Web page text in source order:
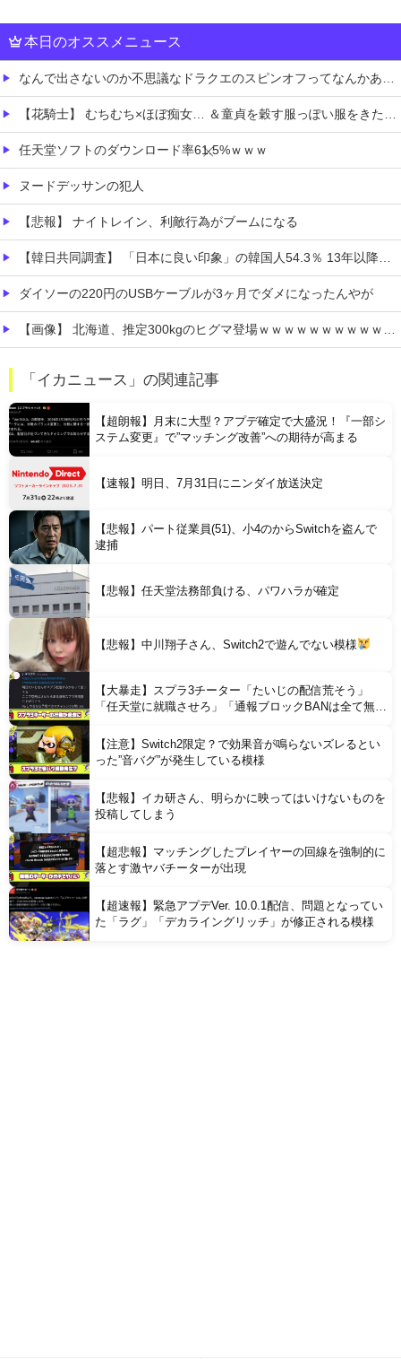
本日のオススメニュース
なんで出さないのか不思議なドラクエのスピンオフってなんかある？
【花騎士】 むちむち×ほぼ痴女… ＆童貞を穀す服っぽい服をきたホウオウボクへの反応！！！
任天堂ソフトのダウンロード率61.5%ｗｗｗ
ヌードデッサンの犯人
【悲報】 ナイトレイン、利敵行為がブームになる
【韓日共同調査】 「日本に良い印象」の韓国人54.3％ 13年以降で最高に 日本人の韓国好感度は35.3％
ダイソーの220円のUSBケーブルが3ヶ月でダメになったんやが
【画像】 北海道、推定300kgのヒグマ登場ｗｗｗｗｗｗｗｗｗｗｗｗｗｗｗｗｗｗｗｗ
リュウジ氏「ダルい料理トップ10に入る」夏の定番料理は冷やし中華 「あり得ないほどダルい」
Powered by livedoor 相互RSS
「イカニュース」の関連記事
【超朗報】月末に大型？アプデ確定で大盛況！『一部シ
ステム変更』で”マッチング改善”への期待が高まる
【速報】明日、7月31日にニンダイ放送決定
【悲報】パート従業員(51)、小4のからSwitchを盗んで
逮捕
【悲報】任天堂法務部負ける、パワハラが確定
【悲報】中川翔子さん、Switch2で遊んでない模様
【大暴走】スプラ3チーター「たいじの配信荒そう」
「任天堂に就職させろ」「通報ブロックBANは全て無意
【注意】Switch2限定？で効果音が鳴らないズレるとい
った”音バグ”が発生している模様
【悲報】イカ研さん、明らかに映ってはいけないものを
投稿してしまう
【超悲報】マッチングしたプレイヤーの回線を強制的に
落とす激ヤバチーターが出現
【超速報】緊急アプデVer. 10.0.1配信、問題となってい
た「ラグ」「デカライングリッチ」が修正される模様